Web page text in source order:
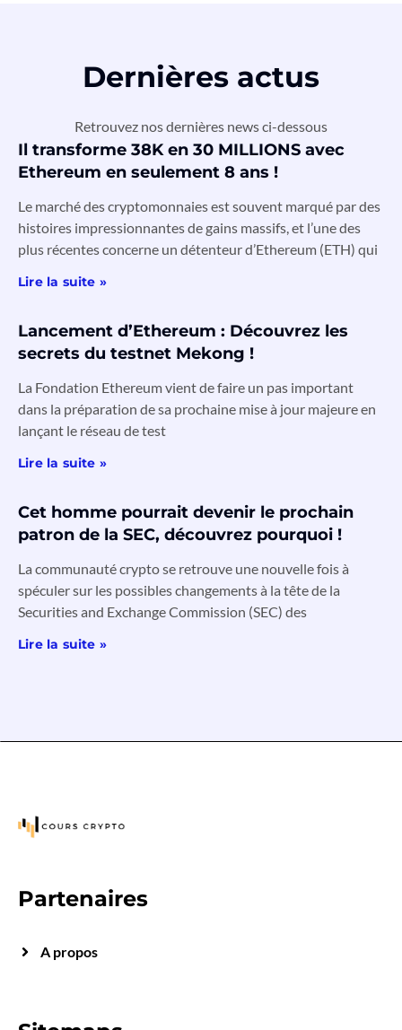
Dernières actus
Retrouvez nos dernières news ci-dessous
Il transforme 38K en 30 MILLIONS avec
Ethereum en seulement 8 ans !
Le marché des cryptomonnaies est souvent marqué par des
histoires impressionnantes de gains massifs, et l’une des
plus récentes concerne un détenteur d’Ethereum (ETH) qui
Lire la suite »
Lancement d’Ethereum : Découvrez les
secrets du testnet Mekong !
La Fondation Ethereum vient de faire un pas important
dans la préparation de sa prochaine mise à jour majeure en
lançant le réseau de test
Lire la suite »
Cet homme pourrait devenir le prochain
patron de la SEC, découvrez pourquoi !
La communauté crypto se retrouve une nouvelle fois à
spéculer sur les possibles changements à la tête de la
Securities and Exchange Commission (SEC) des
Lire la suite »
Partenaires
A propos